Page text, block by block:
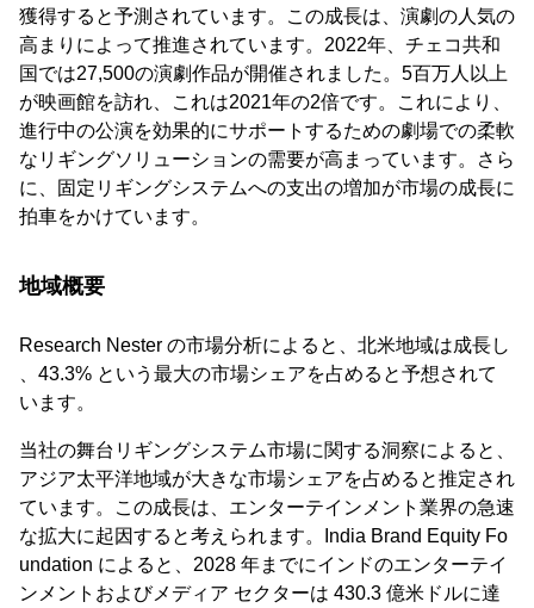
獲得すると予測されています。この成長は、演劇の人気の
高まりによって推進されています。2022年、チェコ共和
国では27,500の演劇作品が開催されました。5百万人以上
が映画館を訪れ、これは2021年の2倍です。これにより、
進行中の公演を効果的にサポートするための劇場での柔軟
なリギングソリューションの需要が高まっています。さら
に、固定リギングシステムへの支出の増加が市場の成長に
拍車をかけています。
地域概要
Research Nester の市場分析によると、北米地域は成長し
、43.3% という最大の市場シェアを占めると予想されて
います。
当社の舞台リギングシステム市場に関する洞察によると、
アジア太平洋地域が大きな市場シェアを占めると推定され
ています。この成長は、エンターテインメント業界の急速
な拡大に起因すると考えられます。India Brand Equity Fo
undation によると、2028 年までにインドのエンターテイ
ンメントおよびメディア セクターは 430.3 億米ドルに達